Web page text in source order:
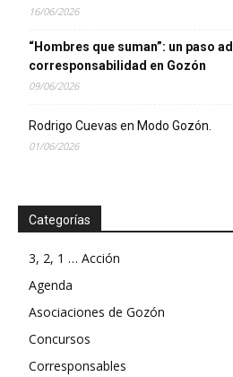
16/06/2026
“Hombres que suman”: un paso
corresponsabilidad en Gozón
09/06/2026
Rodrigo Cuevas en Modo Gozón.
01/06/2026
Categorías
3, 2, 1 … Acción
Agenda
Asociaciones de Gozón
Concursos
Corresponsables